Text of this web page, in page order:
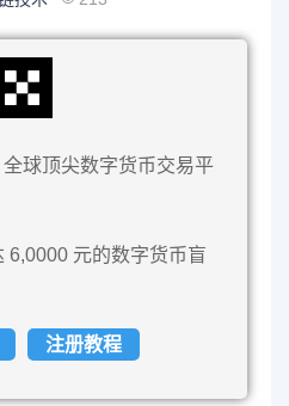
球顶尖数字货币交易平
6,0000 元的数字货币盲
注册教程